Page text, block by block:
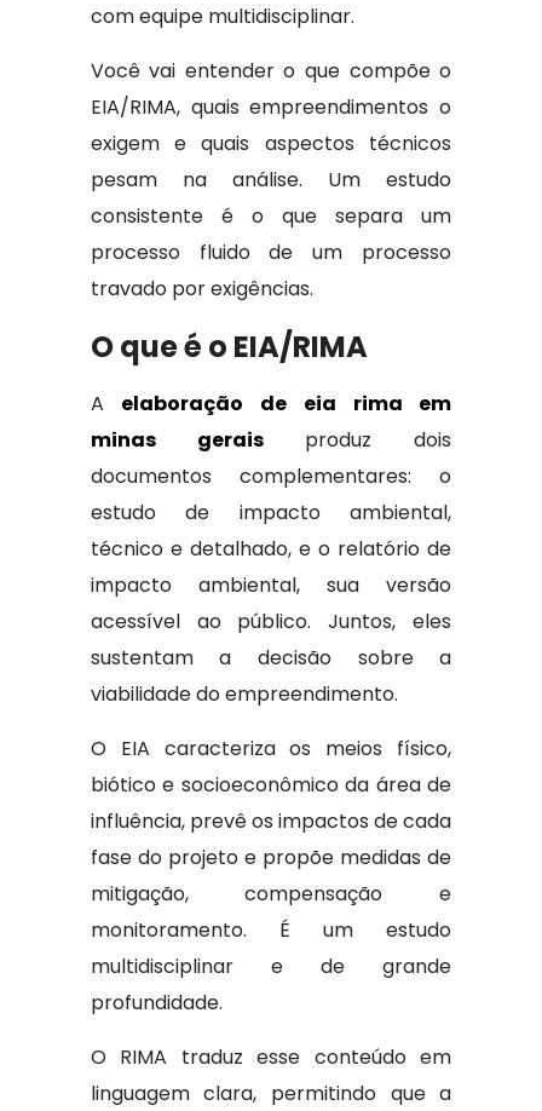
com equipe multidisciplinar.
Você vai entender o que compõe o
EIA/RIMA, quais empreendimentos o
exigem e quais aspectos técnicos
pesam na análise. Um estudo
consistente é o que separa um
processo fluido de um processo
travado por exigências.
O que é o EIA/RIMA
A elaboração de eia rima em
minas geraisproduz dois
documentos complementares: o
estudo de impacto ambiental,
técnico e detalhado, e o relatório de
impacto ambiental, sua versão
acessível ao público. Juntos, eles
sustentam a decisão sobre a
viabilidade do empreendimento.
O EIA caracteriza os meios físico,
biótico e socioeconômico da área de
influência, prevê os impactos de cada
fase do projeto e propõe medidas de
mitigação, compensação e
monitoramento. É um estudo
multidisciplinar e de grande
profundidade.
O RIMA traduz esse conteúdo em
linguagem clara, permitindo que a